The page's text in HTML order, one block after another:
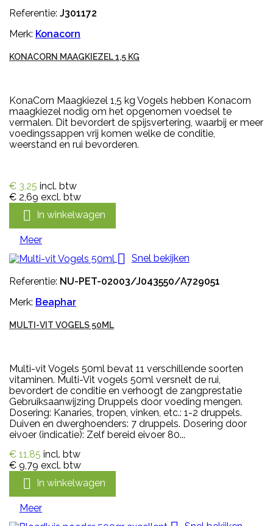
Referentie: J301172
Merk: Konacorn
KONACORN MAAGKIEZEL 1,5 KG
KonaCorn Maagkiezel 1,5 kg Vogels hebben Konacorn
maagkiezel nodig om het opgenomen voedsel te
vermalen. Dit bevordert de spijsvertering, waarbij er meer
voedingssappen vrij komen welke de conditie,
weerstand en rui bevorderen.
€ 3,25 incl. btw
€ 2,69 excl. btw
 In winkelwagen
Meer
 Snel bekijken
Referentie: NU-PET-02003/J043550/A729051
Merk: Beaphar
MULTI-VIT VOGELS 50ML
Multi-vit Vogels 50ml bevat 11 verschillende soorten
vitaminen. Multi-Vit vogels 50ml versnelt de rui,
bevordert de conditie en verhoogt de zangprestatie
Gebruiksaanwijzing Druppels door voeding mengen.
Dosering: Kanaries, tropen, vinken, etc.: 1-2 druppels.
Duiven en dwerghoenders: 7 druppels. Dosering door
eivoer (indicatie): Zelf bereid eivoer 80...
€ 11,85 incl. btw
€ 9,79 excl. btw
 In winkelwagen
Meer